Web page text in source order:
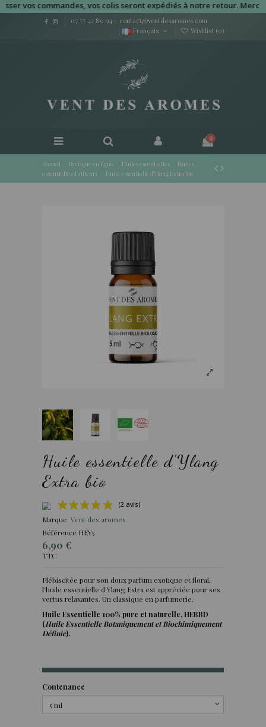
commandes, vos colis seront expédiés à notre retour. Merci
07 77 42 89 94 - contact@ventdesaromes.com
Français
Wishlist (0)
0
Accueil Boutique en ligne Huiles essentielles
Huiles
essentielles d'ailleurs
Huile essentielle d'Ylang Extra bio
Huile essentielle d'Ylang
Extra bio
(2 avis)
Marque: Vent des aromes
Référence HEY5
6,90 €
TTC
Plébiscitée pour son doux parfum exotique et floral,
l'huile essentielle d'Ylang Extra est appréciée pour ses
vertus relaxantes. Un classique en parfumerie.
Huile Essentielle 100% pure et naturelle, HEBBD
(Huile Essentielle Botaniquement et Biochimiquement
Définie).
Contenance